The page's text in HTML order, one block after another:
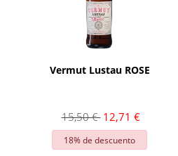
Vermut Lustau ROSE
15,50 € 12,71 €
18% de descuento